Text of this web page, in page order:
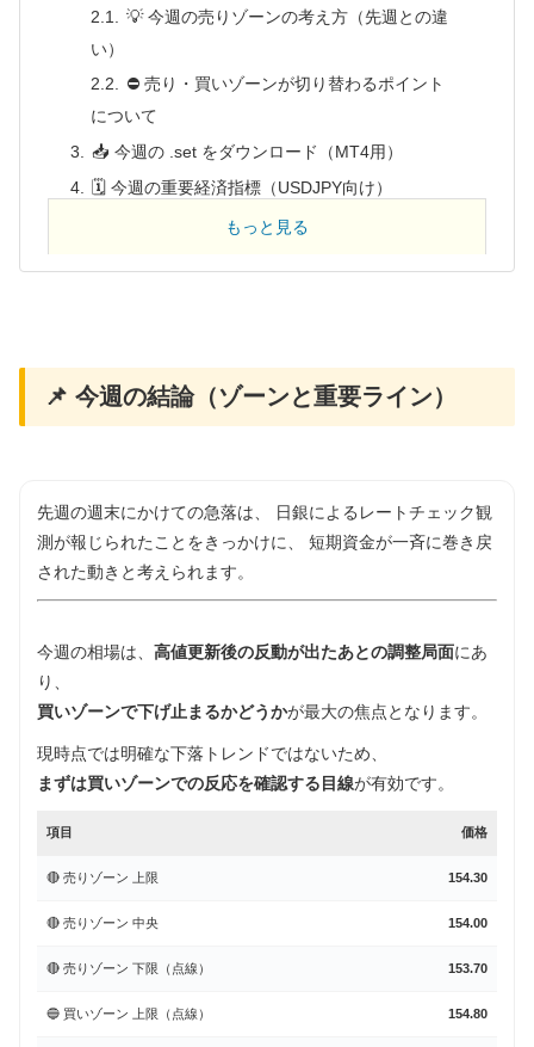
💡 今週の売りゾーンの考え方（先週との違
い）
⛔ 売り・買いゾーンが切り替わるポイント
について
📥 今週の .set をダウンロード（MT4用）
🗓 今週の重要経済指標（USDJPY向け）
もっと見る
📌 今週の結論（ゾーンと重要ライン）
先週の週末にかけての急落は、 日銀によるレートチェック観
測が報じられたことをきっかけに、 短期資金が一斉に巻き戻
された動きと考えられます。
今週の相場は、 高値更新後の反動が出たあとの調整局面にあ
り、
買いゾーンで下げ止まるかどうかが最大の焦点となります。
現時点では明確な下落トレンドではないため、
まずは買いゾーンでの反応を確認する目線が有効です。
項目 価格
🔴 売りゾーン 上限 154.30
🔴 売りゾーン 中央 154.00
🔴 売りゾーン 下限（点線） 153.70
🔵 買いゾーン 上限（点線） 154.80